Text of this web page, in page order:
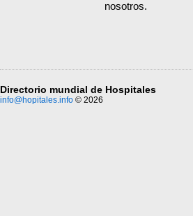
nosotros.
Directorio mundial de Hospitales
info@hopitales.info © 2026